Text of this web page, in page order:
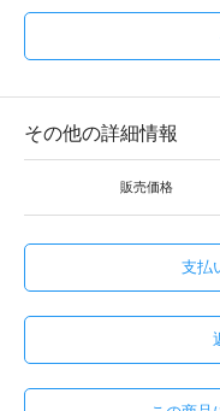
その他の詳細情報
販売価格
支払